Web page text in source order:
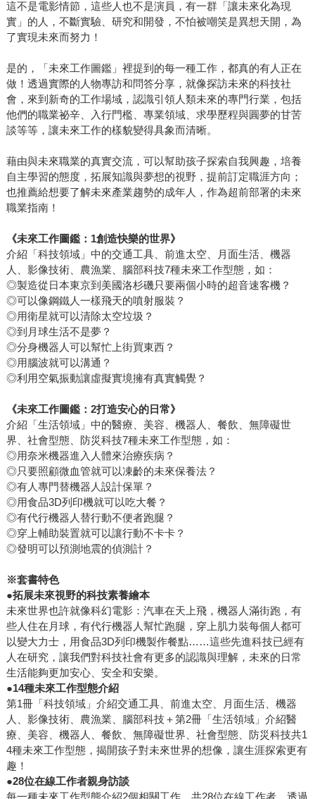
這不是電影情節，這些人也不是演員，有一群「讓未來化為現
實」的人，不斷實驗、研究和開發，不怕被嘲笑是異想天開，為
了實現未來而努力！
是的，「未來工作圖鑑」裡提到的每一種工作，都真的有人正在
做！透過實際的人物專訪和問答分享，就像探訪未來的科技社
會，來到新奇的工作場域，認識引領人類未來的專門行業，包括
他們的職業祕辛、入行門檻、專業領域、求學歷程與圓夢的甘苦
談等等，讓未來工作的樣貌變得具象而清晰。
藉由與未來職業的真實交流，可以幫助孩子探索自我興趣，培養
自主學習的態度，拓展知識與夢想的視野，提前訂定職涯方向；
也推薦給想要了解未來產業趨勢的成年人，作為超前部署的未來
職業指南！
《未來工作圖鑑：1創造快樂的世界》
介紹「科技領域」中的交通工具、前進太空、月面生活、機器
人、影像技術、農漁業、腦部科技7種未來工作型態，如：
◎製造從日本東京到美國洛杉磯只要兩個小時的超音速客機？
◎可以像鋼鐵人一樣飛天的噴射服裝？
◎用衛星就可以清除太空垃圾？
◎到月球生活不是夢？
◎分身機器人可以幫忙上街買東西？
◎用腦波就可以溝通？
◎利用空氣振動讓虛擬實境擁有真實觸覺？
《未來工作圖鑑：2打造安心的日常》
介紹「生活領域」中的醫療、美容、機器人、餐飲、無障礙世
界、社會型態、防災科技7種未來工作型態，如：
◎用奈米機器進入人體來治療疾病？
◎只要照顧微血管就可以凍齡的未來保養法？
◎有人專門替機器人設計保單？
◎用食品3D列印機就可以吃大餐？
◎有代行機器人替行動不便者跑腿？
◎穿上輔助裝置就可以讓行動不卡卡？
◎發明可以預測地震的偵測計？
※套書特色
●拓展未來視野的科技素養繪本
未來世界也許就像科幻電影：汽車在天上飛，機器人滿街跑，有
些人住在月球，有代行機器人幫忙跑腿，穿上肌力裝每個人都可
以變大力士，用食品3D列印機製作餐點……這些先進科技已經有
人在研究，讓我們對科技社會有更多的認識與理解，未來的日常
生活能夠更加安心、安全和安樂。
●14種未來工作型態介紹
第1冊「科技領域」介紹交通工具、前進太空、月面生活、機器
人、影像技術、農漁業、腦部科技＋第2冊「生活領域」介紹醫
療、美容、機器人、餐飲、無障礙世界、社會型態、防災科技共1
4種未來工作型態，揭開孩子對未來世界的想像，讓生涯探索更有
趣！
●28位在線工作者親身訪談
每一種未來工作型態介紹2個相關工作、共28位在線工作者，透過